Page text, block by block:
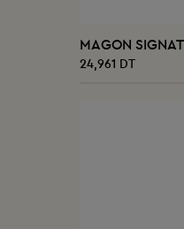
MAGON
24,961 DT